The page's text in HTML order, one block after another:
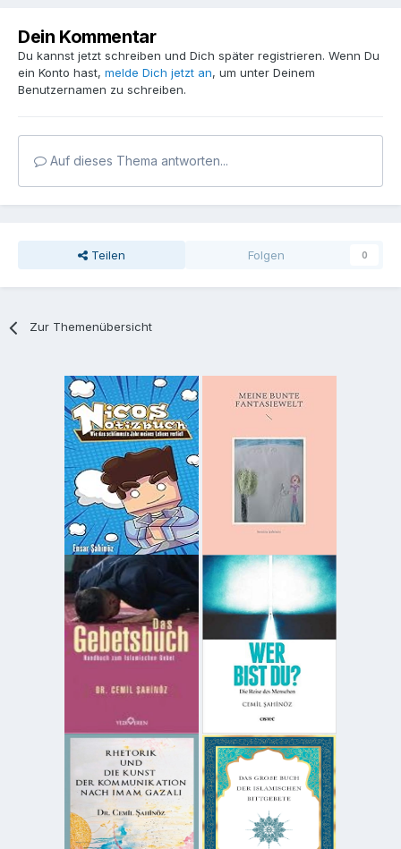
Dein Kommentar
Du kannst jetzt schreiben und Dich später registrieren. Wenn Du
ein Konto hast, melde Dich jetzt an, um unter Deinem
Benutzernamen zu schreiben.
Auf dieses Thema antworten...
Teilen Folgen 0
Zur Themenübersicht